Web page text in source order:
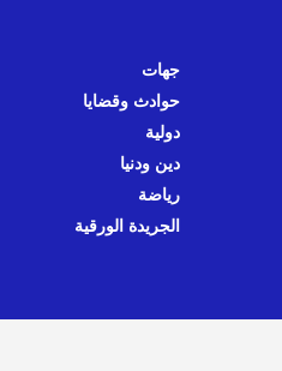
جهات
حوادث وقضايا
دولية
دين ودنيا
رياضة
الجريدة الورقية